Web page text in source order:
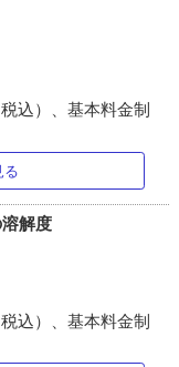
込）、基本料金制
る
解度
込）、基本料金制